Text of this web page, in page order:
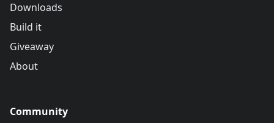
Downloads
Build it
Giveaway
About
Community